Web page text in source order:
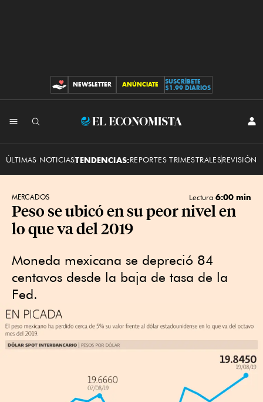
CONTRIBUCIONES
NEWSLETTER ANÚNCIATE
SUSCRÍBETE
$1.99 DIARIOS
El
ÚLTIMAS NOTICIASTENDENCIAS:REPORTES TRIMESTRALESREVISIÓN
MERCADOS Lectura 6:00 min
Peso se ubicó en su peor nivel en
lo que va del 2019
Moneda mexicana se depreció 84
centavos desde la baja de tasa de la
Fed.